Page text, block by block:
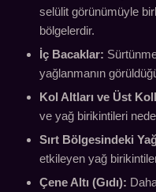
selülit görünümüyle
bölgelerdir.
İç Bacaklar:
yağlanmanın
Kol Altları ve Üst
ve yağ birikintileri
Sırt Bölgesindeki Yağ
etkileyen yağ
Çene Altı (Gıdı):